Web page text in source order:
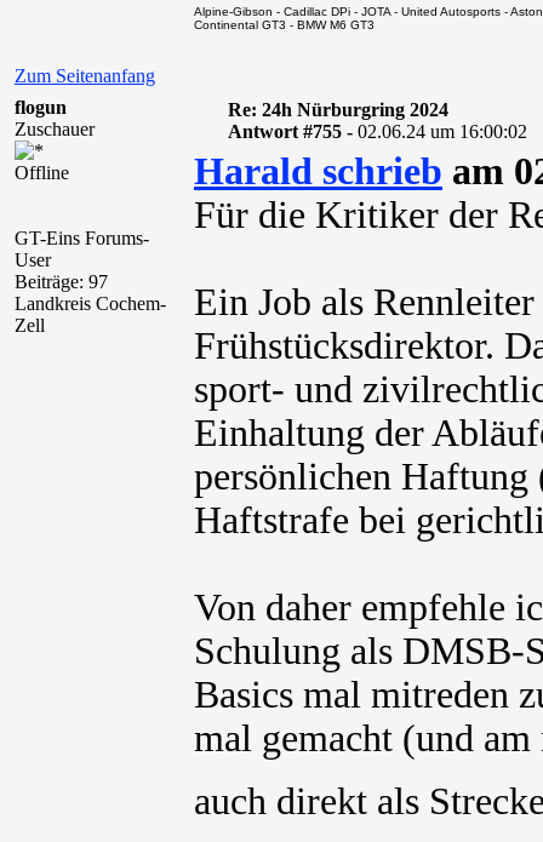
Zum Seitenanfang
Alpine-Gibson - Cadillac DPi - JOTA - United Autosports -
Continental GT3 - BMW M6 GT3
flogun
Zuschauer
Offline
GT-Eins Forums-
User
Beiträge: 97
Landkreis Cochem-
Zell
Re: 24h Nürburgring 2024
Antwort #755 - 02.06.24 um 16:00:02
Harald schrieb am
Für die Kritiker der
Ein Job als
Frühstücksdirektor.
sport- und
Einhaltung der
persönlichen
Haftstrafe bei
Von daher empfehle
Schulung als DMSB-
Basics mal mitreden
mal gemacht (und am
auch direkt als